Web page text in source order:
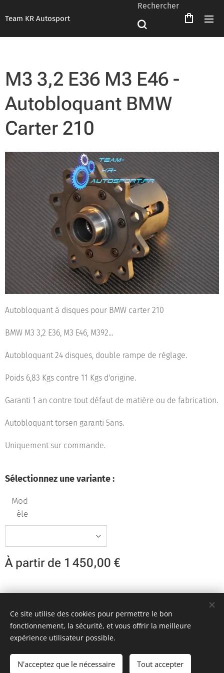
Team KR Autosport
Rechercher
M3 3,2 E36 M3 E46 -
Autobloquant BMW
Carter 210
Autobloquant à disques pour BMW carter 210
BMW M3 3,2 E36, M3 E46, M392...
Autobloquant 24 disques, double rampe de réglage.
Poids 6,83 Kgs contre 11 Kgs d'origine.
Garanti 1 an contre tout défaut de matière ou de fabrication.
Autobloquant torsen garanti 5ans.
Uniquement sur commande.
Sélectionnez une variante :
Mod
èle
À partir de 1 450,00 €
Ajouter au panier
Team KR Autosport - Création originale 2D Unlimited © 2018
Toutes images non libres de droits
Cookies
Ce site utilise des cookies pour permettre le bon
fonctionnement, la sécurité, et vous offrir la meilleure
expérience utilisateur possible.
N'acceptez que le nécessaire Tout accepter